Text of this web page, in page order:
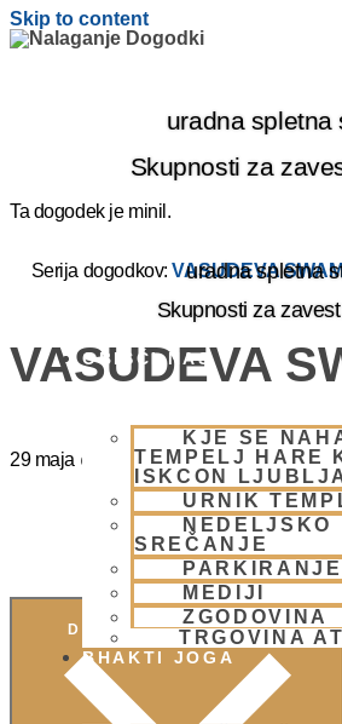
Skip to content
uradna spletna
Skupnosti za
uradna spletna
Skupnosti za
OBIŠČI NAS
KJE SE
TEMPELJ HARE
ISKCON
URNIK
NEDELJSKO
SREČANJE
PARKIRANJE
MEDIJI
ZGODOVINA
TRGOVINA
BHAKTI JOGA
Ta dogodek je minil.
Serija dogodkov:VASUDEVA
VASUDEVA
29 maja @ 8:00 -17:00
DODAJ V KOLEDAR